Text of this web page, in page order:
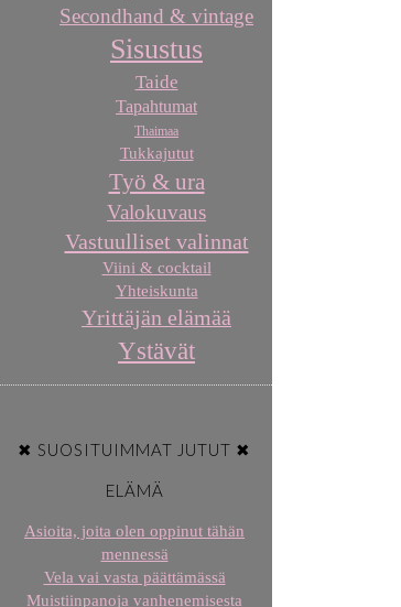
Secondhand & vintage
Sisustus
Taide
Tapahtumat
Thaimaa
Tukkajutut
Työ & ura
Valokuvaus
Vastuulliset valinnat
Viini & cocktail
Yhteiskunta
Yrittäjän elämää
Ystävät
✖ SUOSITUIMMAT JUTUT ✖
ELÄMÄ
Asioita, joita olen oppinut tähän
mennessä
Vela vai vasta päättämässä
Muistiinpanoja vanhenemisesta